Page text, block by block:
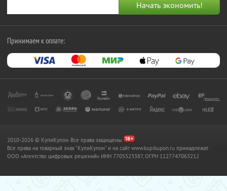
Принимаем к оплате:
2010-2026 © КупиКупон. Все права защищены.
Все права на товарный знак "КупиКупон" и на сайт www.kupikupon.ru принадлежат
OOO «Агентство цифровых решений» ИНН 7705523387, ОГРН 1127747063212